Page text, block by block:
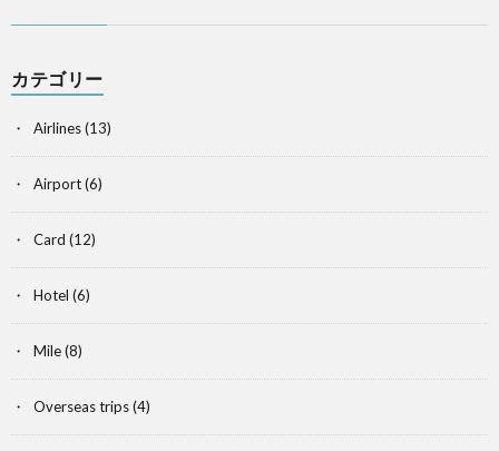
カテゴリー
Airlines(13)
Airport(6)
Card (12)
Hotel (6)
Mile(8)
Overseas trips(4)